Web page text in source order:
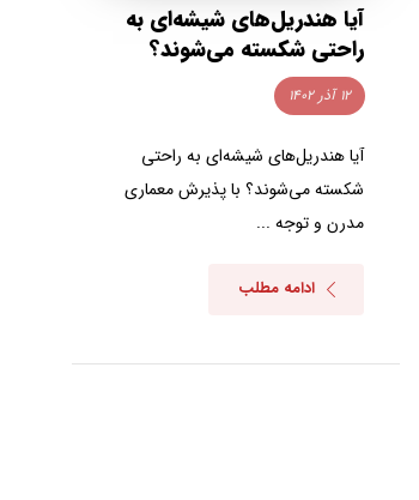
آیا هندریل‌های شیشه‌ای به
راحتی شکسته می‌شوند؟
۱۲ آذر ۱۴۰۲
آیا هندریل‌های شیشه‌ای به راحتی
شکسته می‌شوند؟ با پذیرش معماری
مدرن و توجه ...
ادامه مطلب